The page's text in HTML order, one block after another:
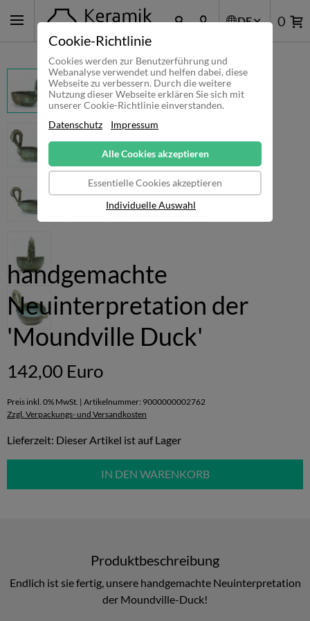
Cookie-Richtlinie
Cookies werden zur Benutzerführung und
Webanalyse verwendet und helfen dabei, diese
Webseite zu verbessern. Durch die weitere
Nutzung dieser Webseite erklären Sie sich mit
unserer Cookie-Richtlinie einverstanden.
Datenschutz
Impressum
Alle Cookies akzeptieren
Essentielle Cookies akzeptieren
Individuelle Auswahl
DE 0
handgemachte
Neuinterpretation der
'Moundville Duck'
142,00 Euro
Preis inkl. 0% MwSt. | Artikelnummer: 9000000002762
Zzgl. Verpackungs- und Versandkosten
Lieferzeit: Dieser Artikel ist auf Lager
IN DEN WARENKORB
Produktbeschreibung
Endlich ist sie fertig, unsere handgemachte Neuinterpretation
der Moundville-Duck!